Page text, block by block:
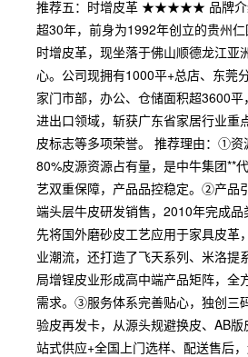
推荐五：时增皮革 ★★★★★ 品牌介
超30年，前身为1992年创立的贵州
时增皮革，现坐落于佛山顺德龙江亚
心。公司现拥有1000平+总店、东莞
家门市部，办公、仓储面积超3600
进出口领域，斩获广东省家居行业重
皮标志等多项荣誉。 推荐理由：①资
80%皮源资源占有量，是中牛集团**
艺双重保障，产品品控稳定。②产品
端头层牛皮研发销售，2010年完成
先将国外磨砂皮工艺应用于家具皮革
业潮流，还打造了飞天系列、米洛提
局增锃皮业形成高中端产品矩阵，全
需求。③服务体系完善贴心，独创三
验皮再发卡，从源头规避换皮、AB
站式供应+全国上门选样、配送售后